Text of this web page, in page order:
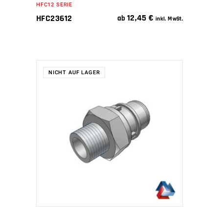
HFC12 SERIE
HFC23612 ab 12,45€ inkl. MwSt.
NICHT AUF LAGER
WEITERLESEN